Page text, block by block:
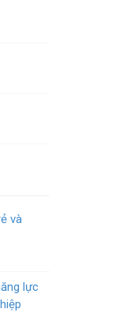
và
lực